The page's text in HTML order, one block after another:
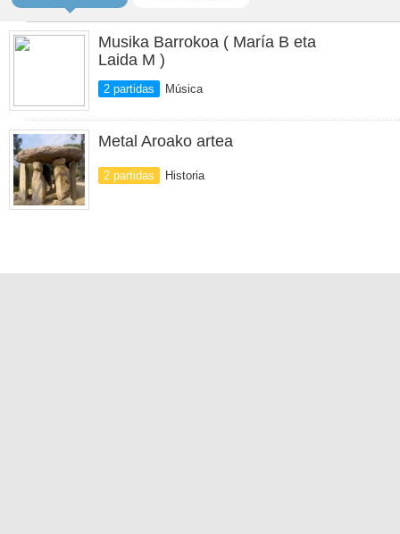
Musika Barrokoa ( María B eta
Laida M )
2 partidas Música
Metal Aroako artea
2 partidas Historia